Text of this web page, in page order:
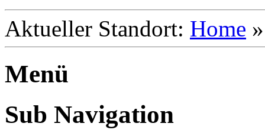
Aktueller Standort: Home
Menü
Sub Navigation